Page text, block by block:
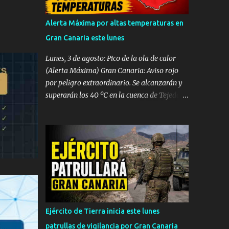
Beach. A pesar de la rápida intervención y
del amplio despliegue de recursos de
emergencias desplazados hasta el
establecimiento hotelero, las intensas
maniobras de reanimación cardiopulmonar
practicadas no lograron revertir el cuadro,
confirmándose finalmente su fallecimiento.
Operativo aéreo en el Muelle de La
Emergencias y Seguridad (CECOES) 112
movilizó de inmediato un dispositivo de
máxima urgencia que incluyó el helicóptero
medicalizado del Servicio de Urgencias
Canario (SUC) junto a...
Alerta Máxima por altas temperaturas en
Gran Canaria este lunes
Lunes, 3 de agosto: Pico de la ola de calor
(Alerta Máxima) Gran Canaria: Aviso rojo
por peligro extraordinario. Se alcanzarán y
superarán los 40 ºC en la cuenca de Tejeda y
de viento de hasta 80 km/h en vertientes SE
y Oeste. Tenerife: Aviso naranja con
máximas de 37 ºC en el este, sur y oeste
(medianías y costas). Avisos amarillos de 34
ºC a 35 ºC en el área metropolitana y norte.
Lanzarote, Fuerteventura, La Palma, La
Gomera y El Hierro: Avisos amarillos
generalizados por máximas de 35 ºC (con
Ejército de Tierra inicia este lunes
patrullas de vigilancia por Gran Canaria